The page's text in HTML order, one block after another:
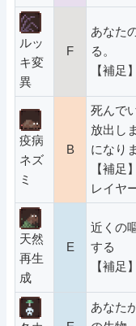
ルッ
キ変
異
F
あなた
る。
【補足】
疫病
ネズ
ミ
B
死んで
放出し
になり
【補足
レイヤ
天然
再生
成
E
近くの
する
【補足
あなた